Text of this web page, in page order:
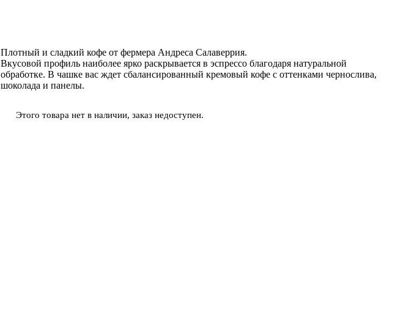
Плотный и сладкий кофе от фермера Андреса Салаверрия.
Вкусовой профиль наиболее ярко раскрывается в эспрессо благодаря натуральной
обработке. В чашке вас ждет сбалансированный кремовый кофе с оттенками чернослива,
шоколада и панелы.
Этого товара нет в наличии, заказ недоступен.